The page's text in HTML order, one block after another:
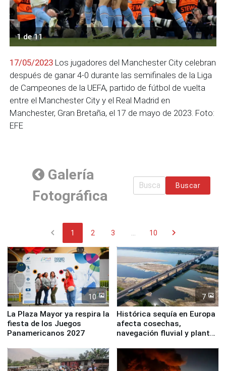
1 de 11
17/05/2023 Los jugadores del Manchester City celebran
después de ganar 4-0 durante las semifinales de la Liga
de Campeones de la UEFA, partido de fútbol de vuelta
entre el Manchester City y el Real Madrid en
Manchester, Gran Bretaña, el 17 de mayo de 2023. Foto:
EFE
Galería
Fotográfica
Buscar
chevron_left 1 2 3 10 chevron_right
10
La Plaza Mayor ya respira la
fiesta de los Juegos
Panamericanos 2027
7
Histórica sequía en Europa
afecta cosechas,
navegación fluvial y plantas